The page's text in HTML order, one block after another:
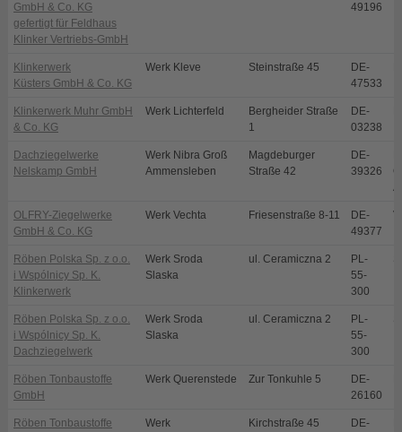
GmbH & Co. KG
gefertigt für Feldhaus
Klinker Vertriebs-GmbH
49196
Klinkerwerk
Küsters GmbH & Co. KG
Werk Kleve Steinstraße 45
DE-
47533
Klinkerwerk Muhr GmbH
& Co. KG
Werk Lichterfeld
Bergheider Straße
1
DE-
03238
Dachziegelwerke
Nelskamp GmbH
Werk Nibra Groß
Ammensleben
Magdeburger
Straße 42
DE-
39326
OLFRY-Ziegelwerke
GmbH & Co. KG
Werk Vechta Friesenstraße 8-11
DE-
49377
Röben Polska Sp. z o.o.
i Wspólnicy Sp. K.
Klinkerwerk
Werk Sroda
Slaska
ul. Ceramiczna 2
PL-
55-
300
Röben Polska Sp. z o.o.
i Wspólnicy Sp. K.
Dachziegelwerk
Werk Sroda
Slaska
ul. Ceramiczna 2
PL-
55-
300
Röben Tonbaustoffe
GmbH
Werk Querenstede Zur Tonkuhle 5
DE-
26160
Röben Tonbaustoffe
Werk
Kirchstraße 45
DE-